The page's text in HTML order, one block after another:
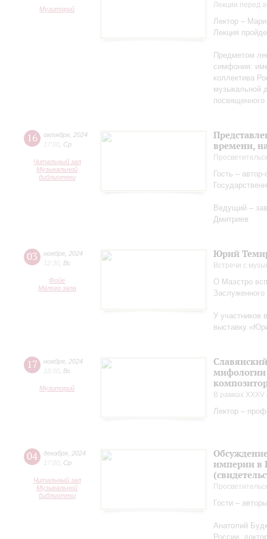
Музиторий Лекции перед
Лектор –
Лекция
Предметом
симфония:
коллектива
музыкальной
16 октября 2024
17:00 Ср
Читальный зал
Музыкальной
библиотеки
времени,
Гость –
Ведущий –
Дмитриев
03 ноября 2024
12:30 Вс
Фойе
Малого зала
Юрий
Встречи с
О Маэстро
У участников
выставку
17 ноября 2024
18:00 Вс
Музиторий
мифологии
В рамках
Лектор –
04 декабря 2024
17:00 Ср
Читальный зал
Музыкальной
библиотеки
империи в
Гости –
Анатолий
России,